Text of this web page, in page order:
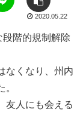
2020.05.22
階的規制解除
なくなり、州内
友人にも会える